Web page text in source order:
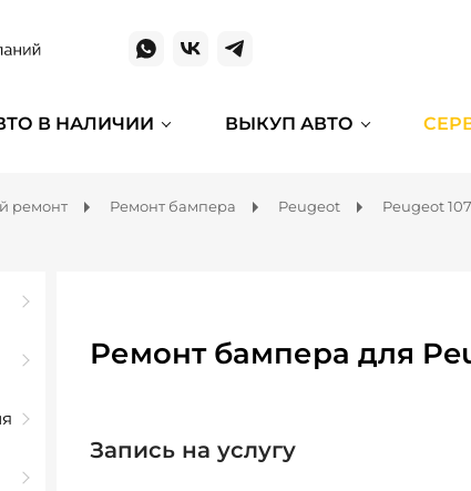
В НАЛИЧИИ ВЫКУП АВТО
ремонт Ремонт бампера Peugeot Peugeot 107
Ремонт бампера для
Запись на услугу